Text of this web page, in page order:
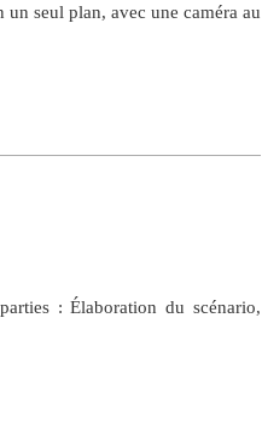
seul plan, avec une caméra au
: Élaboration du scénario,